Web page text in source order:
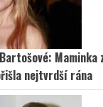
nejtvrdší rána